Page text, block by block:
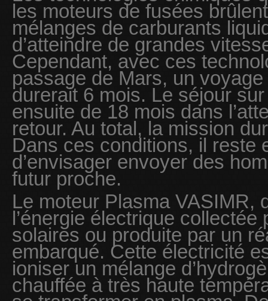
les moteurs de fusées
mélanges de carburants
d’atteindre de grandes
Cependant, avec ces
passage de Mars, un
durerait 6 mois. Le séjour
ensuite de 18 mois dans
retour. Au total, la mission
Dans ces conditions, il reste
d’envisager envoyer des
futur proche.
Le moteur Plasma VASIMR,
l’énergie électrique
solaires ou produite par un
embarqué. Cette électricité
ioniser un mélange
chauffée à très haute